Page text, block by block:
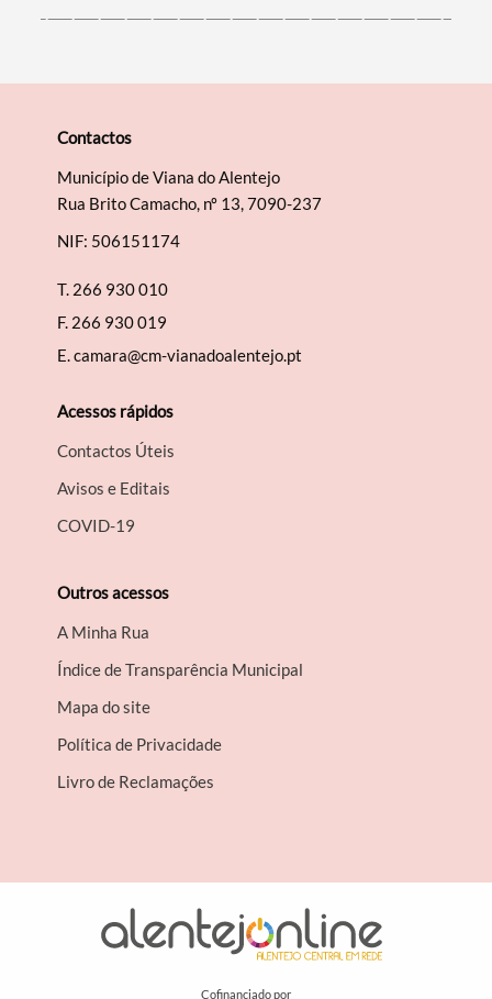
Contactos
Município de Viana do Alentejo
Rua Brito Camacho, nº 13, 7090-237
NIF: 506151174
T. 266 930 010
F. 266 930 019
E.camara@cm-vianadoalentejo.pt
Acessos rápidos
Contactos Úteis
Avisos e Editais
COVID-19
Outros acessos
A Minha Rua
Índice de Transparência Municipal
Mapa do site
Política de Privacidade
Livro de Reclamações
Cofinanciado por